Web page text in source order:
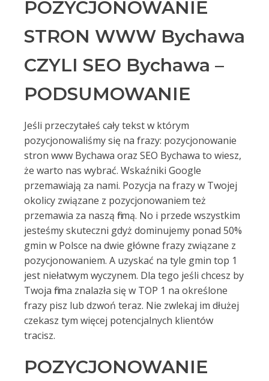
POZYCJONOWANIE
STRON WWW Bychawa
CZYLI SEO Bychawa –
PODSUMOWANIE
Jeśli przeczytałeś cały tekst w którym
pozycjonowaliśmy się na frazy: pozycjonowanie
stron www Bychawa oraz SEO Bychawa to wiesz,
że warto nas wybrać. Wskaźniki Google
przemawiają za nami. Pozycja na frazy w Twojej
okolicy związane z pozycjonowaniem też
przemawia za naszą firmą. No i przede wszystkim
jesteśmy skuteczni gdyż dominujemy ponad 50%
gmin w Polsce na dwie główne frazy związane z
pozycjonowaniem. A uzyskać na tyle gmin top 1
jest niełatwym wyczynem. Dla tego jeśli chcesz by
Twoja firma znalazła się w TOP 1 na określone
frazy pisz lub dzwoń teraz. Nie zwlekaj im dłużej
czekasz tym więcej potencjalnych klientów
tracisz.
POZYCJONOWANIE